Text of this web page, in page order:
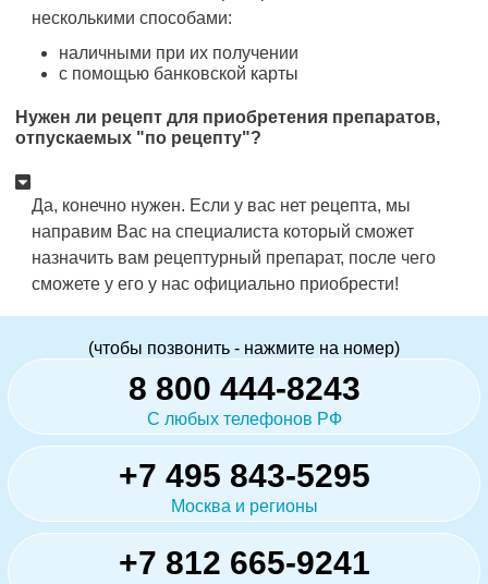
несколькими способами:
наличными при их получении
с помощью банковской карты
Нужен ли рецепт для приобретения препаратов,
отпускаемых "по рецепту"?
Да, конечно нужен. Если у вас нет рецепта, мы
направим Вас на специалиста который сможет
назначить вам рецептурный препарат, после чего
сможете у его у нас официально приобрести!
(чтобы позвонить - нажмите на номер)
8 800 444-8243
С любых телефонов РФ
+7 495 843-5295
Москва и регионы
+7 812 665-9241